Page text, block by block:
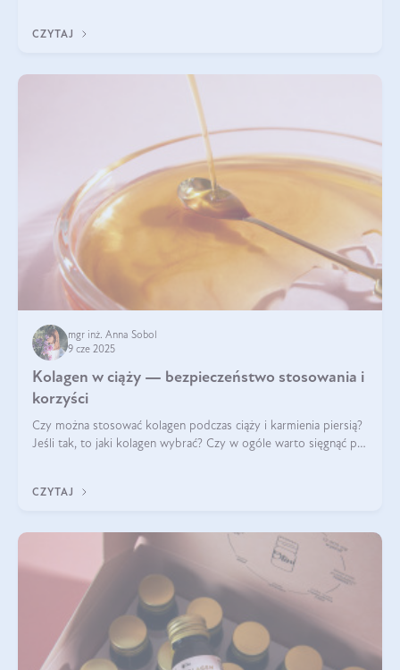
CZYTAJ
mgr inż. Anna Sobol
9 cze 2025
Kolagen w ciąży — bezpieczeństwo stosowania i
korzyści
Czy można stosować kolagen podczas ciąży i karmienia piersią?
Jeśli tak, to jaki kolagen wybrać? Czy w ogóle warto sięgnąć po
CZYTAJ